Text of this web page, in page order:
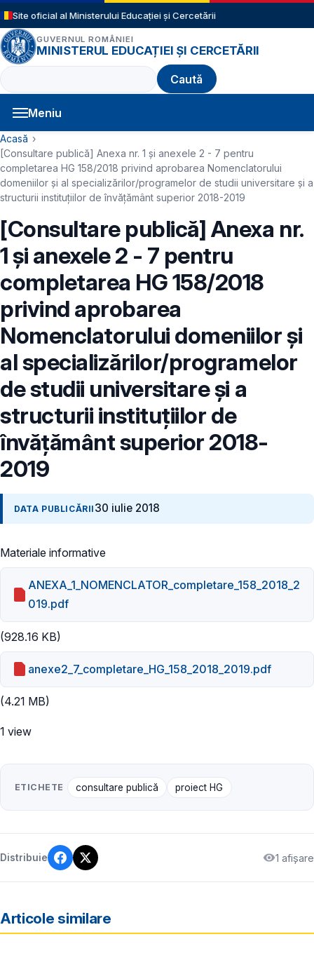
Sari la conținutul principal
Site oficial al Ministerului Educației și Cercetării
GUVERNUL ROMÂNIEI
MINISTERUL EDUCAȚIEI ȘI CERCETĂRII
Caută
Meniu
Navigație principală
Cale de navigare
Acasă
[Consultare publică] Anexa nr. 1 și anexele 2 - 7 pentru
completarea HG 158/2018 privind aprobarea Nomenclatorului
domeniilor și al specializărilor/programelor de studii universitare și a
structurii instituțiilor de învățământ superior 2018-2019
[Consultare publică] Anexa nr.
1 și anexele 2 - 7 pentru
completarea HG 158/2018
privind aprobarea
Nomenclatorului domeniilor și
al specializărilor/programelor
de studii universitare și a
structurii instituțiilor de
învățământ superior 2018-
2019
DATA PUBLICĂRII 30 iulie 2018
Materiale informative
ANEXA_1_NOMENCLATOR_completare_158_2018_2
019.pdf
(928.16 KB)
anexe2_7_completare_HG_158_2018_2019.pdf
(4.21 MB)
1 view
ETICHETE consultare publică proiect HG
Distribuie 1 afișare
Articole similare